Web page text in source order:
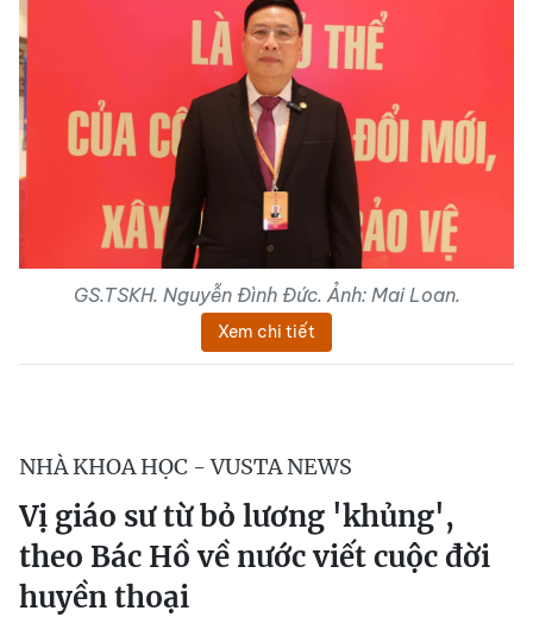
GS.TSKH. Nguyễn Đình Đức. Ảnh: Mai Loan.
Xem chi tiết
NHÀ KHOA HỌC - VUSTA NEWS
Vị giáo sư từ bỏ lương 'khủng',
theo Bác Hồ về nước viết cuộc đời
huyền thoại